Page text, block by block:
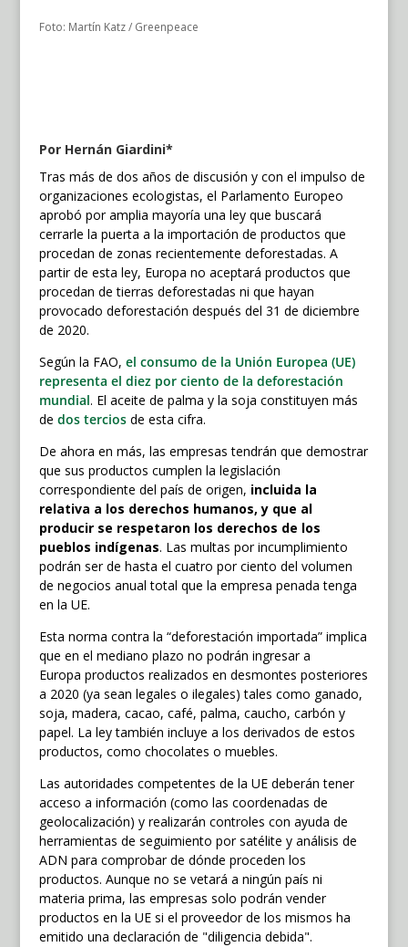
Foto: Martín Katz / Greenpeace
Por Hernán Giardini*
Tras más de dos años de discusión y con el impulso de
organizaciones ecologistas, el Parlamento Europeo
aprobó por amplia mayoría una ley que buscará
cerrarle la puerta a la importación de productos que
procedan de zonas recientemente deforestadas. A
partir de esta ley, Europa no aceptará productos que
procedan de tierras deforestadas ni que hayan
provocado deforestación después del 31 de diciembre
de 2020.
Según la FAO, el consumo de la Unión Europea (UE)
representa el diez por ciento de la deforestación
mundial. El aceite de palma y la soja constituyen más
de dos terciosde esta cifra.
De ahora en más, las empresas tendrán que demostrar
que sus productos cumplen la legislación
correspondiente del país de origen, incluida la
relativa a los derechos humanos, y que al
producir se respetaron los derechos de los
pueblos indígenas. Las multas por incumplimiento
podrán ser de hasta el cuatro por ciento del volumen
de negocios anual total que la empresa penada tenga
en la UE.
Esta norma contra la “deforestación importada” implica
que en el mediano plazo no podrán ingresar a
Europa productos realizados en desmontes posteriores
a 2020 (ya sean legales o ilegales) tales como ganado,
soja, madera, cacao, café, palma, caucho, carbón y
papel. La ley también incluye a los derivados de estos
productos, como chocolates o muebles.
Las autoridades competentes de la UE deberán tener
acceso a información (como las coordenadas de
geolocalización) y realizarán controles con ayuda de
herramientas de seguimiento por satélite y análisis de
ADN para comprobar de dónde proceden los
productos. Aunque no se vetará a ningún país ni
materia prima, las empresas solo podrán vender
productos en la UE si el proveedor de los mismos ha
emitido una declaración de "diligencia debida".